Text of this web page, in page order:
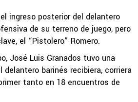
ingreso posterior del delantero
de su terreno de juego, pero
el “Pistolero” Romero.
José Luis Granados tuvo una
barinés recibiera, corriera
tanto en 18 encuentros de